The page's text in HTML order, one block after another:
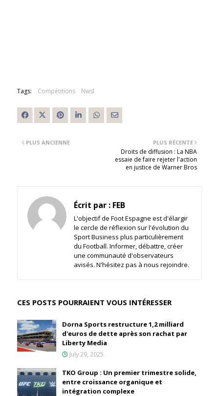
Tags: Compétitions Nwsl
PLUS RÉCENTE
Droits de diffusion : La NBA
essaie de faire rejeter l'action
en justice de Warner Bros
PLUS ANCIENNE
Écrit par : FEB
L'objectif de Foot Espagne est d'élargir
le cercle de réflexion sur l'évolution du
Sport Business plus particulièrement
du Football. Informer, débattre, créer
une communauté d'observateurs
avisés. N'hésitez pas à nous rejoindre.
CES POSTS POURRAIENT VOUS INTÉRESSER
Dorna Sports restructure 1,2 milliard
d'euros de dette après son rachat par
Liberty Media
July 29, 2025
TKO Group : Un premier trimestre solide,
entre croissance organique et
intégration complexe